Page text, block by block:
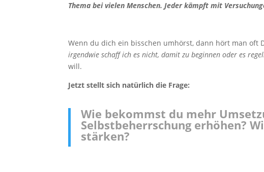
Thema bei vielen Menschen. Jeder kämpft mit
Wenn du dich ein bisschen umhörst, dann hört man oft
irgendwie schaff ich es nicht, damit zu beginnen oder es
will.
Jetzt stellt sich natürlich die Frage:
Wie bekommst du mehr
Selbstbeherrschung erhöhen?
stärken?